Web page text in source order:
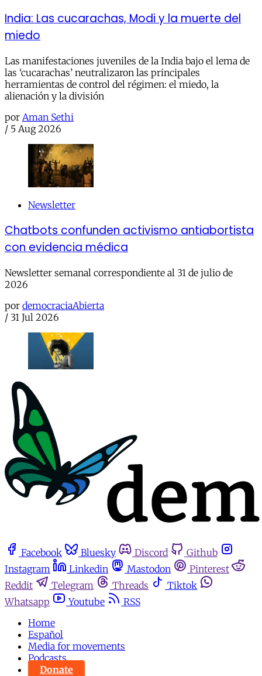
India: Las cucarachas, Modi y la muerte del
miedo
Las manifestaciones juveniles de la India bajo el lema de
las ‘cucarachas’ neutralizaron las principales
herramientas de control del régimen: el miedo, la
alienación y la división
por Aman Sethi
/ 5 Aug 2026
Newsletter
Chatbots confunden activismo antiabortista
con evidencia médica
Newsletter semanal correspondiente al 31 de julio de
2026
por democraciaAbierta
/ 31 Jul 2026
Facebook Bluesky Discord
Github
Instagram
Linkedin Mastodon
Pinterest
Reddit
Telegram Threads
Tiktok
Whatsapp
Youtube
RSS
Home
Español
Media for movements
Podcasts
Donate